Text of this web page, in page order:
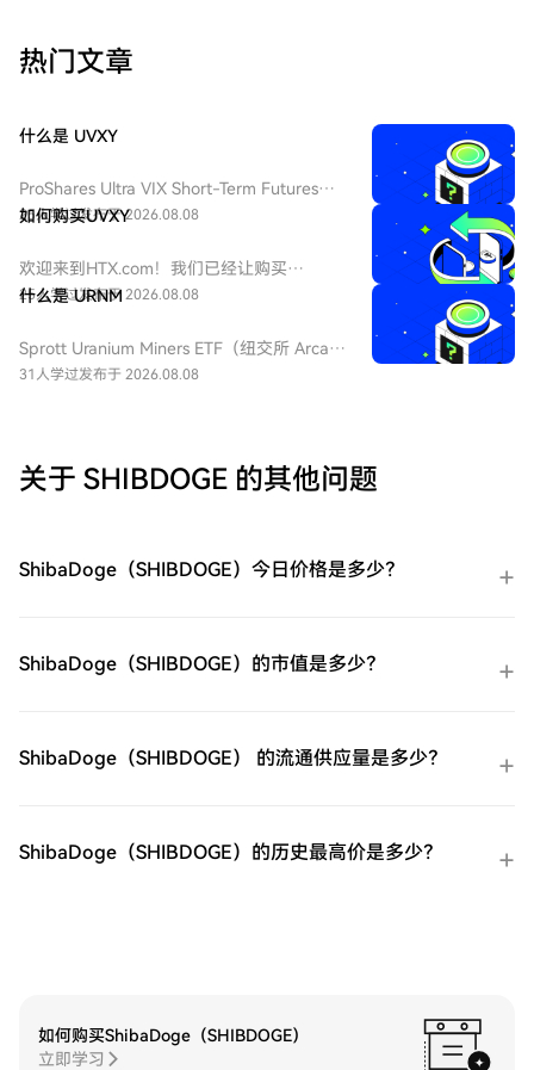
热门文章
什么是 UVXY
ProShares Ultra VIX Short-Term Futures
ETF（纽交所 Arca 代码：UVXY），中文：
ETF 为每日 2 倍杠杆做多 VIX 短期期货产
品，挂钩标普 500 短期波动率期货指数，该
基金通常用于在美股市场波动加剧或恐慌情
特性和期货展期成本，它不适合长期持有。
25人学过发布于 2026.08.08
如何购买UVXY
欢迎来到HTX.com！我们已经让购买
ProShares 两倍做多短期 VIX 期货
逐步指南，放心开始您的加密货币之旅。第
一步：创建您的HTX账户使用您的电子邮
或Mastercard即时购买ProShares 两倍做多
Pay等流行支付方法以增加便利性。C2C购
者提供个性化服务和竞争性汇率。第三步：
存储您的ProShares 两倍做多短期 VIX 期货
在您的HTX账户钱包中。您也可以通过区块
链转账将其发送到其他地方或者用于交易其
货市场轻松交易ProShares 两倍做多短期 VIX
期货ETF（UVXY)。访问您的账户，选择您的
25人学过发布于 2026.08.08
什么是 URNM
Sprott Uranium Miners ETF（纽交所 Arca
代码：URNM），中文：无（bn无），传统
铀持有企业，受益全球清洁能源转型与核电
需求增长，是美股稀缺铀矿赛道投资工具。
31人学过发布于 2026.08.08
关于 SHIBDOGE 的其他问题
ShibaDoge（SHIBDOGE）今日价格是多少？
ShibaDoge（SHIBDOGE）的市值是多少？
ShibaDoge（SHIBDOGE） 的流通供应量是多少？
ShibaDoge（SHIBDOGE）的历史最高价是多少？
如何购买ShibaDoge（SHIBDOGE）
立即学习